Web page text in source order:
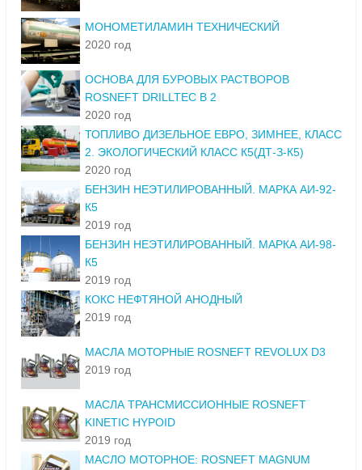
МОНОМЕТИЛАМИН ТЕХНИЧЕСКИЙ
2020 год
ОСНОВА ДЛЯ БУРОВЫХ РАСТВОРОВ
ROSNEFT DRILLTEC B 2
2020 год
ТОПЛИВО ДИЗЕЛЬНОЕ ЕВРО, ЗИМНЕЕ, КЛАСС
2. ЭКОЛОГИЧЕСКИЙ КЛАСС К5(ДТ-З-К5)
2020 год
БЕНЗИН НЕЭТИЛИРОВАННЫЙ. МАРКА АИ-92-
К5
2019 год
БЕНЗИН НЕЭТИЛИРОВАННЫЙ. МАРКА АИ-98-
К5
2019 год
КОКС НЕФТЯНОЙ АНОДНЫЙ
2019 год
МАСЛА МОТОРНЫЕ ROSNEFT REVOLUX D3
2019 год
МАСЛА ТРАНСМИССИОННЫЕ ROSNEFT
KINETIC HYPOID
2019 год
МАСЛО МОТОРНОЕ: ROSNEFT MAGNUM